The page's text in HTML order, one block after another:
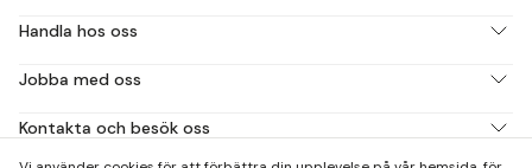
Handla hos oss
Jobba med oss
Kontakta och besök oss